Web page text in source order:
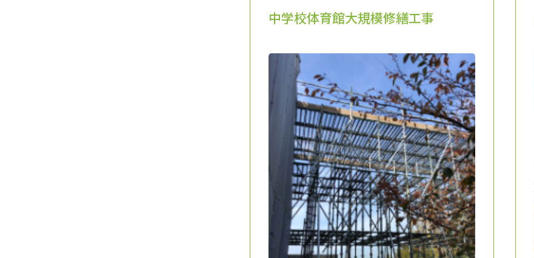
中学校体育館大規模修繕工事